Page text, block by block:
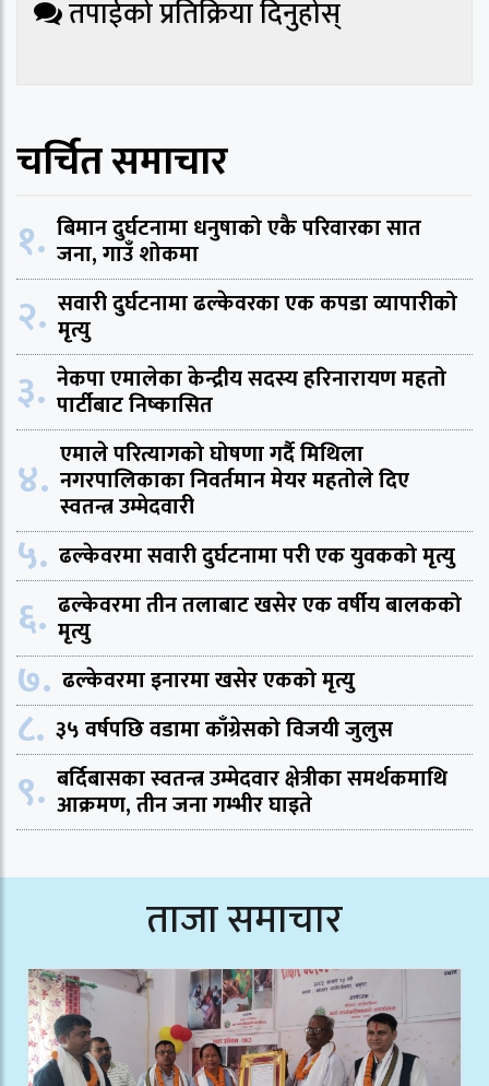
तपाईको प्रतिक्रिया दिनुहोस्
चर्चित समाचार
१. बिमान दुर्घटनामा धनुषाको एकै परिवारका सात
जना, गाउँ शोकमा
२. सवारी दुर्घटनामा ढल्केवरका एक कपडा व्यापारीको
मृत्यु
३. नेकपा एमालेका केन्द्रीय सदस्य हरिनारायण महतो
पार्टीबाट निष्कासित
४. एमाले परित्यागको घोषणा गर्दै मिथिला
नगरपालिकाका निवर्तमान मेयर महतोले दिए
स्वतन्त्र उम्मेदवारी
५. ढल्केवरमा सवारी दुर्घटनामा परी एक युवकको मृत्यु
६. ढल्केवरमा तीन तलाबाट खसेर एक वर्षीय बालकको
मृत्यु
७. ढल्केवरमा इनारमा खसेर एकको मृत्यु
८. ३५ वर्षपछि वडामा काँग्रेसको विजयी जुलुस
९. बर्दिबासका स्वतन्त्र उम्मेदवार क्षेत्रीका समर्थकमाथि
आक्रमण, तीन जना गम्भीर घाइते
ताजा समाचार